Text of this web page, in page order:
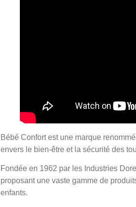
Bébé Confort est une marque
envers le bien-être et la sécurité des
Fondée en 1962 par les Industries
proposant une vaste gamme de
enfants.